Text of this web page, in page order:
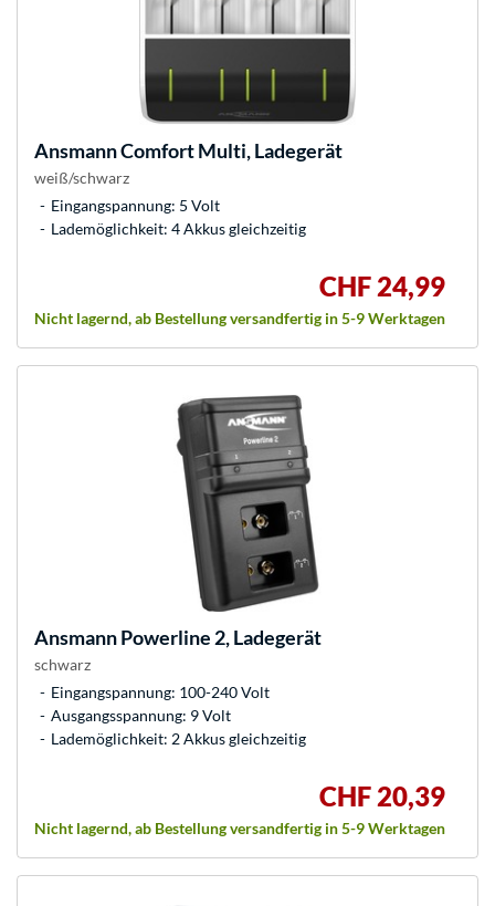
AnsmannComfort Multi, Ladegerät
weiß/schwarz
Eingangspannung: 5 Volt
Lademöglichkeit: 4 Akkus gleichzeitig
CHF 24,99
Nicht lagernd, ab Bestellung versandfertig in 5-9 Werktagen
AnsmannPowerline 2, Ladegerät
schwarz
Eingangspannung: 100-240 Volt
Ausgangsspannung: 9 Volt
Lademöglichkeit: 2 Akkus gleichzeitig
CHF 20,39
Nicht lagernd, ab Bestellung versandfertig in 5-9 Werktagen